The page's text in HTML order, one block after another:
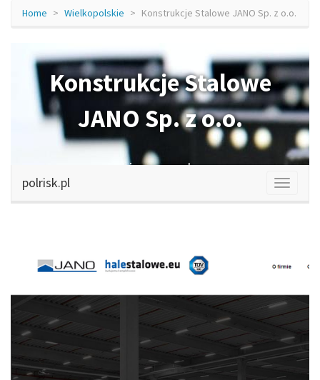
Home Wielkopolskie Konstrukcje Stalowe JANO Sp. z o.o.
Konstrukcje Stalowe
JANO Sp. z o.o.
jano.com.pl
polrisk.pl